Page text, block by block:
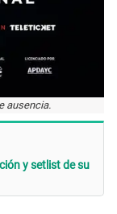
ausencia.
y setlist de su